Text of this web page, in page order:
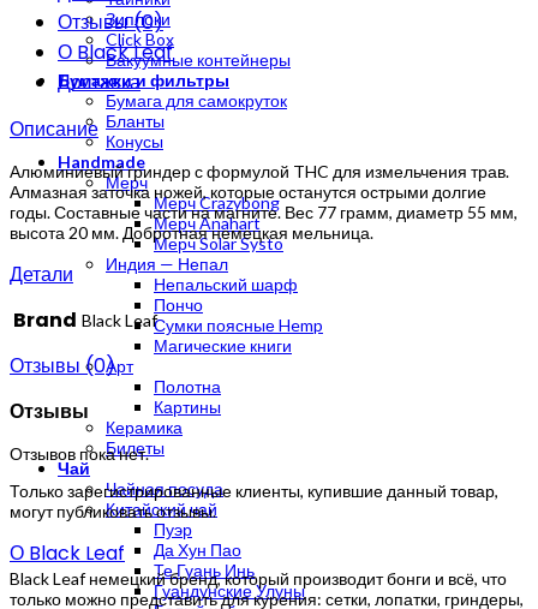
Зиплоки
Click Box
Вакуумные контейнеры
Бумажки и фильтры
Бумага для самокруток
Бланты
Конусы
Handmade
Мерч
Мерч Crazybong
Мерч Anahart
Мерч Solar Systo
Индия — Непал
Непальский шарф
Пончо
Сумки поясные Hemp
Магические книги
Арт
Полотна
Картины
Керамика
Билеты
Чай
Чайная посуда
Китайский чай
Пуэр
Да Хун Пао
Те Гуань Инь
Гуандунские Улуны
Отзывы (0)
О Black Leaf
Доставка
Описание
Алюминиевый гриндер с формулой THC для измельчения трав.
Алмазная заточка ножей, которые останутся острыми долгие
годы. Составные части на магните. Вес 77 грамм, диаметр 55 мм,
высота 20 мм. Добротная немецкая мельница.
Детали
Brand Black Leaf
Отзывы (0)
Отзывы
Отзывов пока нет.
Только зарегистрированные клиенты, купившие данный товар,
могут публиковать отзывы.
О Black Leaf
Black Leaf немецкий бренд, который производит бонги и всё, что
только можно представить для курения: сетки, лопатки, гриндеры,